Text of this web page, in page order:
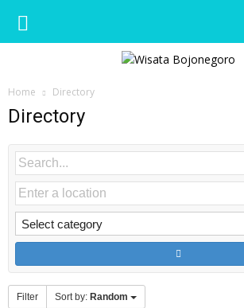
Wisata
Bojonegoro
Home Directory
Directory
Filter Sort by: Random